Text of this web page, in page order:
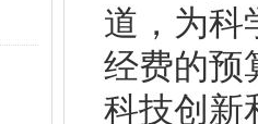
道，为科
经费的预
科技创新